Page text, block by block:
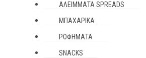
ΑΛΕΊΜΜΑΤΑ SPREADS
ΜΠΑΧΑΡΙΚΆ
ΡΟΦΉΜΑΤΑ
SNACKS